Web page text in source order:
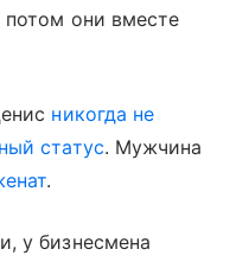
потом они вместе
никогда не
статус. Мужчина
.
у бизнесмена